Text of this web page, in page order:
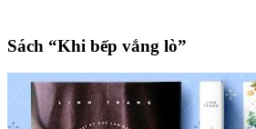
Sách “Khi bếp vắng lò”